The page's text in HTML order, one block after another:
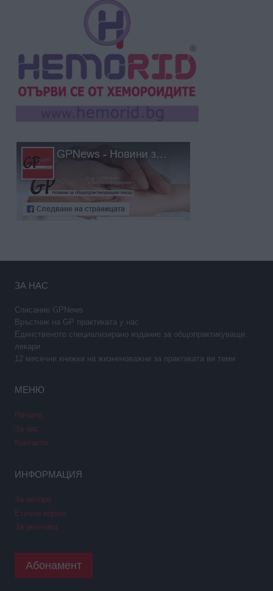
ЗА НАС
Списание GPNews
Връстник на GP практиката у нас
Единственото специализирано издание за общопрактикуващи
лекари
12 месечни книжки на жизненоважни за практиката ви теми
МЕНЮ
Начало
За нас
Контакти
ИНФОРМАЦИЯ
За автори
Етични норми
За реклама
Абонамент